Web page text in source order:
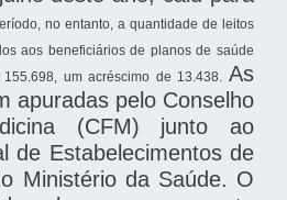
no entanto, a quantidade de leitos
aos beneficiários de planos de saúde
um acréscimo de 13.438. As
apuradas pelo Conselho
(CFM) junto ao
de Estabelecimentos de
Ministério da Saúde. O